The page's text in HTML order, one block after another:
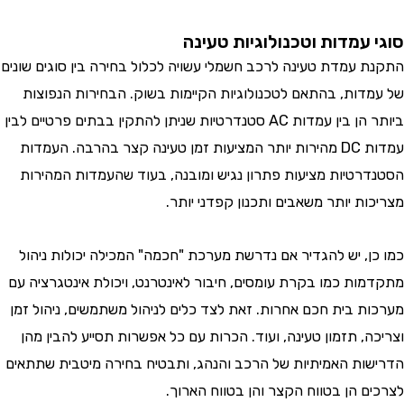
עמדות וטכנולוגיות טעינה
עמדת טעינה לרכב חשמלי עשויה לכלול בחירה בין סוגים שונים
עמדות, בהתאם לטכנולוגיות הקיימות בשוק. הבחירות הנפוצות
ביותר הן בין עמדות AC סטנדרטיות שניתן להתקין בבתים פרטיים לבין
עמדות DC מהירות יותר המציעות זמן טעינה קצר בהרבה. העמדות
מציעות פתרון נגיש ומובנה, בעוד שהעמדות המהירות
יותר משאבים ותכנון קפדני יותר.
כן, יש להגדיר אם נדרשת מערכת "חכמה" המכילה יכולות ניהול
כמו בקרת עומסים, חיבור לאינטרנט, ויכולת אינטגרציה עם
בית חכם אחרות. זאת לצד כלים לניהול משתמשים, ניהול זמן
תזמון טעינה, ועוד. הכרות עם כל אפשרות תסייע להבין מהן
האמיתיות של הרכב והנהג, ותבטיח בחירה מיטבית שתתאים
הן בטווח הקצר והן בטווח הארוך.